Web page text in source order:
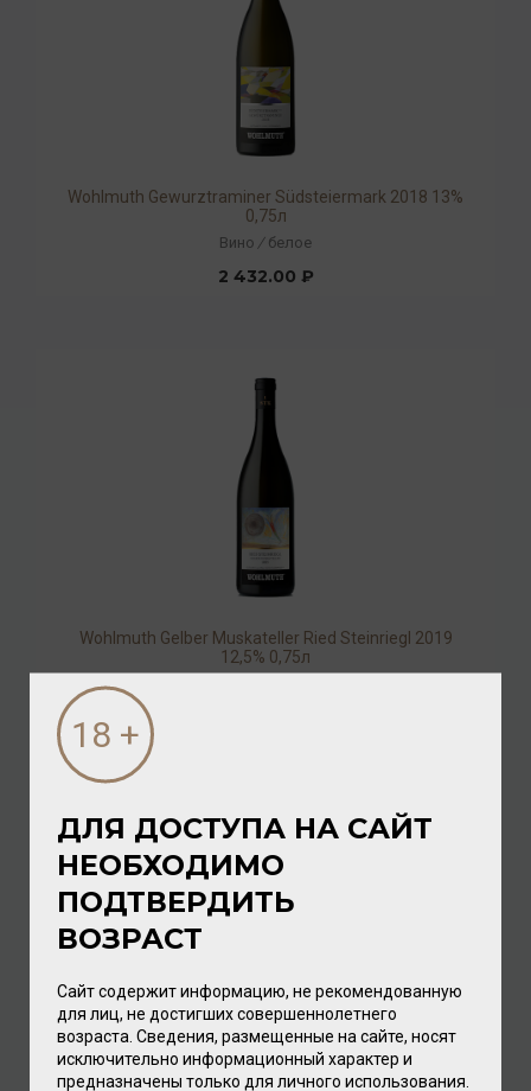
Wohlmuth Gewurztraminer Südsteiermark 2018 13%
0,75л
Вино / белое
2 432.00 ₽
Wohlmuth Gelber Muskateller Ried Steinriegl 2019
12,5% 0,75л
Wohlmuth Grauburgunder Ried Gola 2019 13% 0,75л
ДЛЯ ДОСТУПА НА САЙТ
НЕОБХОДИМО
ПОДТВЕРДИТЬ
ВОЗРАСТ
Сайт содержит информацию, не рекомендованную
для лиц, не достигших совершеннолетнего
возраста. Сведения, размещенные на сайте, носят
исключительно информационный характер и
предназначены только для личного использования.